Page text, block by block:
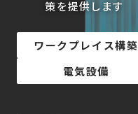
策を提供します
ワークプレイス構築
電気設備